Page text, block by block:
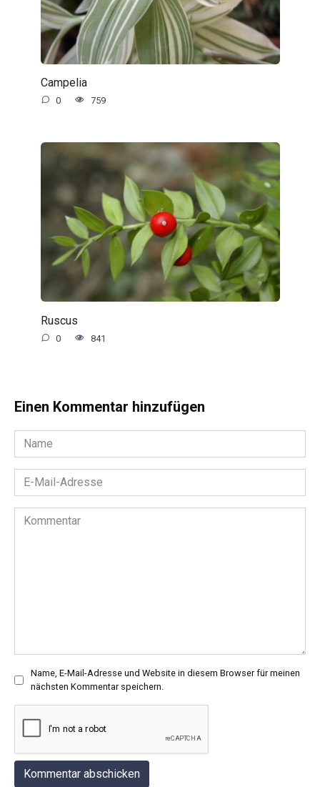
Campelia
0 759
Ruscus
0 841
Einen Kommentar hinzufügen
Name
*
Mail-
Adresse
Kommentar
Name, E-Mail-Adresse und Website in diesem Browser für meinen
nächsten Kommentar speichern.